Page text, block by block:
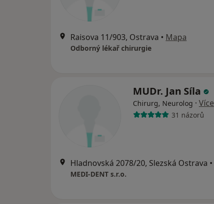
Raisova 11/903, Ostrava • Mapa
Odborný lékař chirurgie
MUDr. Jan Síla
Chirurg, Neurolog · Více
31 názorů
Hladnovská 2078/20, Slezská Ostrava •
MEDI-DENT s.r.o.